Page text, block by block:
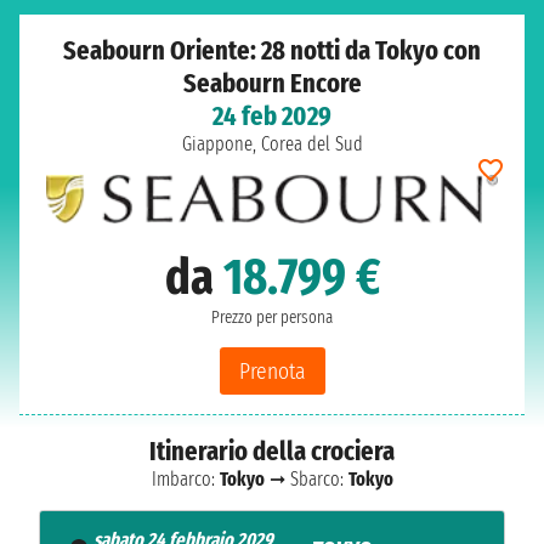
Seabourn Oriente: 28 notti da Tokyo con
Seabourn Encore
24 feb 2029
Giappone, Corea del Sud
da18.799 €
Prezzo per persona
Prenota
Itinerario della crociera
Imbarco: Tokyo➞ Sbarco: Tokyo